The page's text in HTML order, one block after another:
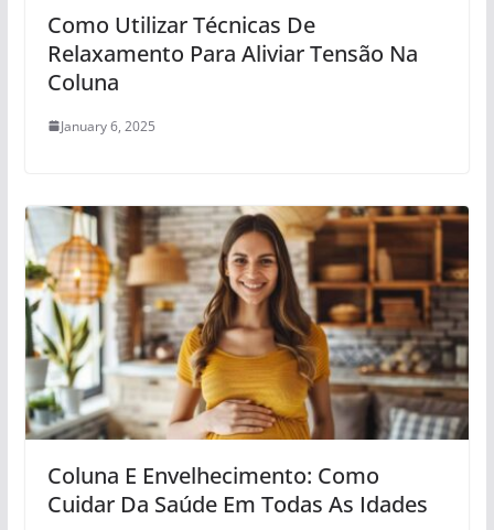
Como Utilizar Técnicas De
Relaxamento Para Aliviar Tensão Na
Coluna
January 6, 2025
Coluna E Envelhecimento: Como
Cuidar Da Saúde Em Todas As Idades